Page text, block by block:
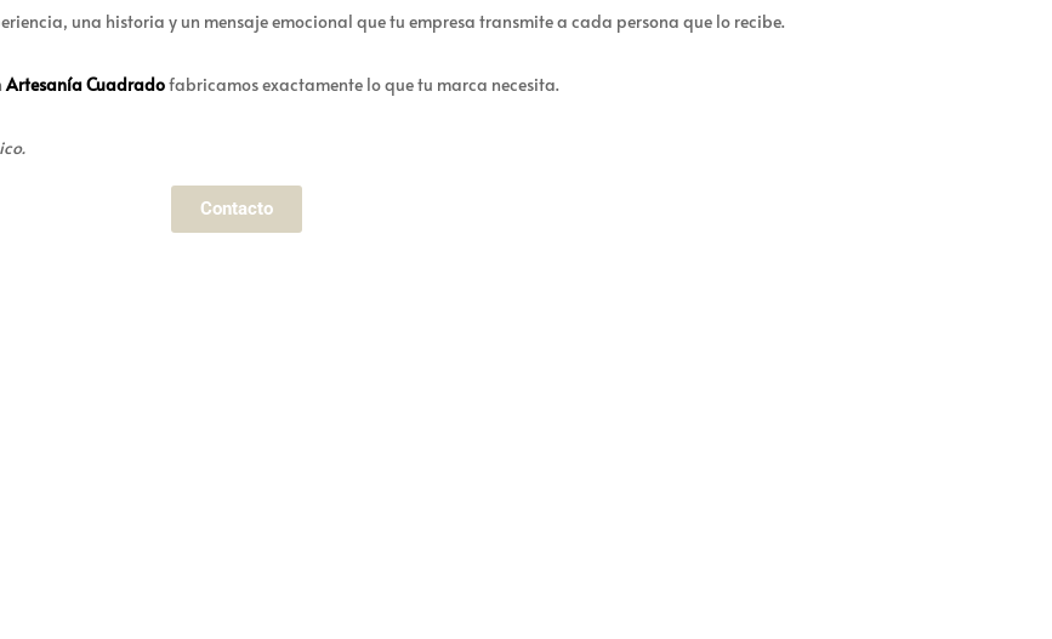
una historia y un mensaje emocional que tu empresa transmite a cada persona que lo recibe.
Artesanía Cuadradofabricamos exactamente lo que tu marca necesita.
Contacto